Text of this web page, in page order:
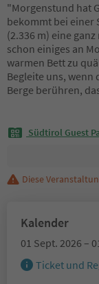
"Morgenstund hat
bekommt bei einer
(2.336 m) eine
schon einiges an
warmen Bett zu
Begleite uns,
Berge berühren,
Südtirol Guest
Diese
Kalender
01 Sept. 2026 –
Ticket und